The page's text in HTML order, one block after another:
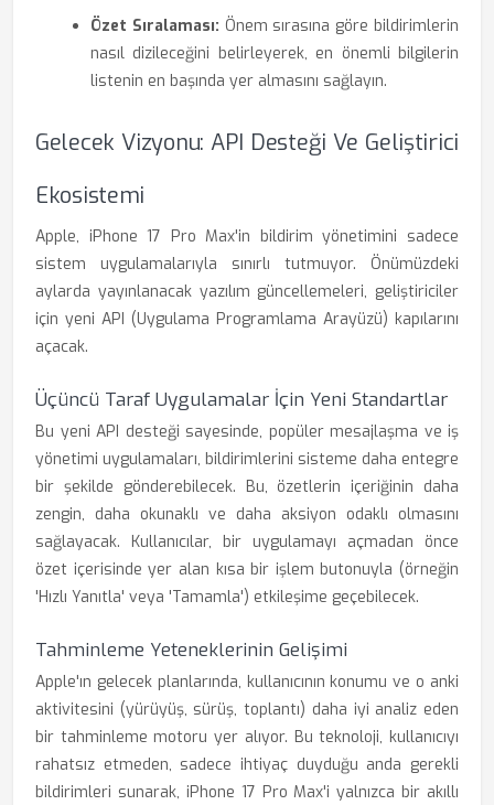
Özet Sıralaması: Önem sırasına göre bildirimlerin
nasıl dizileceğini belirleyerek, en önemli bilgilerin
listenin en başında yer almasını sağlayın.
Gelecek Vizyonu: API Desteği Ve Geliştirici
Ekosistemi
Apple, iPhone 17 Pro Max'in bildirim yönetimini sadece
sistem uygulamalarıyla sınırlı tutmuyor. Önümüzdeki
aylarda yayınlanacak yazılım güncellemeleri, geliştiriciler
için yeni API (Uygulama Programlama Arayüzü) kapılarını
açacak.
Üçüncü Taraf Uygulamalar İçin Yeni Standartlar
Bu yeni API desteği sayesinde, popüler mesajlaşma ve iş
yönetimi uygulamaları, bildirimlerini sisteme daha entegre
bir şekilde gönderebilecek. Bu, özetlerin içeriğinin daha
zengin, daha okunaklı ve daha aksiyon odaklı olmasını
sağlayacak. Kullanıcılar, bir uygulamayı açmadan önce
özet içerisinde yer alan kısa bir işlem butonuyla (örneğin
'Hızlı Yanıtla' veya 'Tamamla') etkileşime geçebilecek.
Tahminleme Yeteneklerinin Gelişimi
Apple'ın gelecek planlarında, kullanıcının konumu ve o anki
aktivitesini (yürüyüş, sürüş, toplantı) daha iyi analiz eden
bir tahminleme motoru yer alıyor. Bu teknoloji, kullanıcıyı
rahatsız etmeden, sadece ihtiyaç duyduğu anda gerekli
bildirimleri sunarak, iPhone 17 Pro Max'i yalnızca bir akıllı